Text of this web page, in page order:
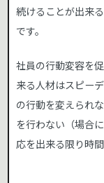
続けることが出来
です。
社員の行動変容を
来る人材はスピー
の行動を変えられ
を行わない（場合
応を出来る限り時